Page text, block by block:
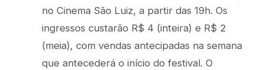
no Cinema São Luiz, a partir das 19h. Os
ingressos custarão R$ 4 (inteira) e R$ 2
(meia), com vendas antecipadas na semana
que antecederá o início do festival. O